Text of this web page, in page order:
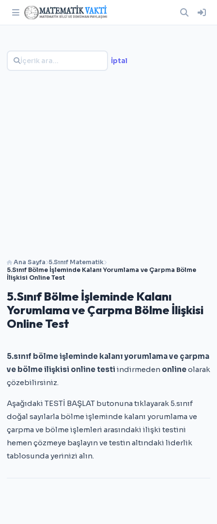
Ana Sayfa 5.Sınıf Matematik
5.Sınıf Bölme İşleminde Kalanı Yorumlama ve Çarpma Bölme
İlişkisi Online Test
5.Sınıf Bölme İşleminde Kalanı
Yorumlama ve Çarpma Bölme İlişkisi
Online Test
5.sınıf bölme işleminde kalanı yorumlama ve çarpma
ve bölme ilişkisi online testi indirmeden onlineolarak
çözebilirsiniz.
Aşağıdaki TESTİ BAŞLAT butonuna tıklayarak 5.sınıf
doğal sayılarla bölme işleminde kalanı yorumlama ve
çarpma ve bölme işlemleri arasındaki ilişki testini
hemen çözmeye başlayın ve testin altındaki liderlik
tablosunda yerinizi alın.
İptal